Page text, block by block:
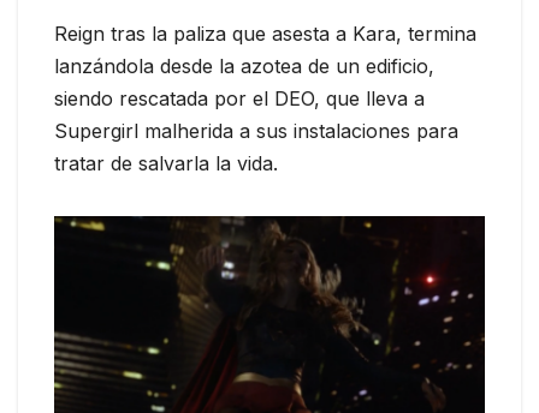
Reign tras la paliza que asesta a Kara, termina
lanzándola desde la azotea de un edificio,
siendo rescatada por el DEO, que lleva a
Supergirl malherida a sus instalaciones para
tratar de salvarla la vida.